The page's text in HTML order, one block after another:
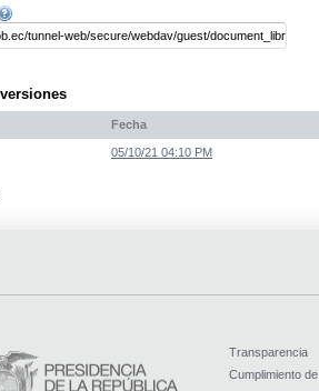
Fecha
05/10/21 04:10 PM
Transparencia
Cumplimiento